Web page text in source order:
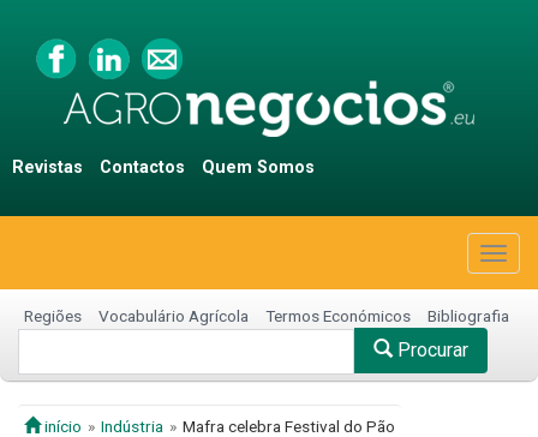
Revistas Contactos Quem Somos
Regiões Vocabulário Agrícola Termos Económicos Bibliografia
Procurar
início Indústria Mafra celebra Festival do Pão